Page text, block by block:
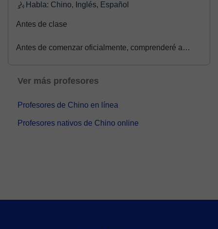
Habla: Chino, Inglés, Español
Antes de clase
Antes de comenzar oficialmente, comprenderé a
Ver más profesores
Profesores de Chino en línea
Profesores nativos de Chino online